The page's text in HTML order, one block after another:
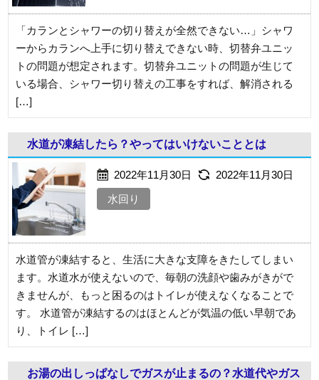
「カランとシャワーの切り替えが全然できない…」シャワ
ーからカランへ上手に切り替えできない時、切替弁ユニッ
トの問題が想定されます。切替弁ユニットの問題が生じて
いる場合、シャワー切り替えの工事をすれば、解消される
[…]
水道が凍結したら？やってはいけないこととは
2022年11月30日
2022年11月30日
水回り
水道管が凍結すると、生活に大きな支障をきたしてしまい
ます。水道水が使えないので、毎朝の洗顔や歯みがきがで
きませんが、もっと困るのはトイレが使えなくなることで
す。 水道管が凍結するのはほとんどが気温の低い早朝であ
り、トイレ […]
お湯の出しっぱなしでガスが止まるの？水道代やガス